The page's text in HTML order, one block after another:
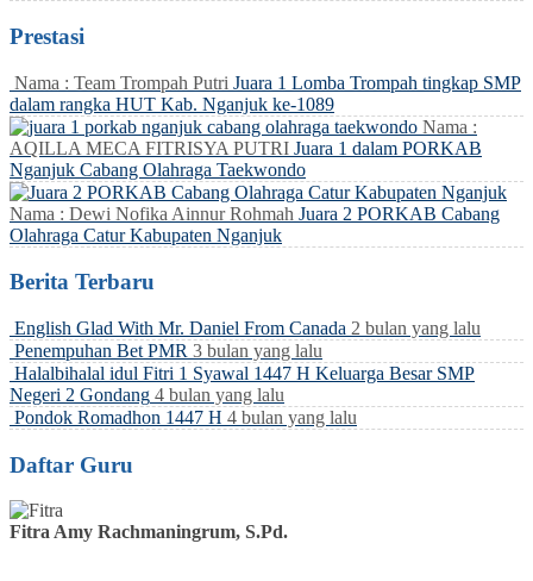
Prestasi
Nama : Team Trompah Putri Juara 1 Lomba Trompah tingkap SMP
dalam rangka HUT Kab. Nganjuk ke-1089
Nama :
AQILLA MECA FITRISYA PUTRI Juara 1 dalam PORKAB
Nganjuk Cabang Olahraga Taekwondo
Nama : Dewi Nofika Ainnur Rohmah Juara 2 PORKAB Cabang
Olahraga Catur Kabupaten Nganjuk
Berita Terbaru
English Glad With Mr. Daniel From Canada 2 bulan yang lalu
Penempuhan Bet PMR 3 bulan yang lalu
Halalbihalal idul Fitri 1 Syawal 1447 H Keluarga Besar SMP
Negeri 2 Gondang 4 bulan yang lalu
Pondok Romadhon 1447 H 4 bulan yang lalu
Daftar Guru
Fitra Amy Rachmaningrum, S.Pd.